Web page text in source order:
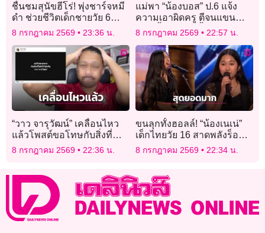
ชื่นชมสุนัขฮีโร่! พุ่งชาร์จหมี
ดำ ช่วยชีวิตเด็กชายวัย 6
ขวบ
8 กรกฎาคม 2569 23:36 น.
แม่พา “น้องบอส” ป.6 แจ้ง
ความเอาผิดครู ตีจนแขนช้ำ-
มีไข้ จี้โรงเรียนชี้แจง
มาตรการคุ้มครองเด็ก
8 กรกฎาคม 2569 22:57 น.
“วาว จารุวัฒน์” เคลื่อนไหว
แล้วโพสต์ขอโทษกับสิ่งที่ทำ
ไป
8 กรกฎาคม 2569 22:36 น.
ขนลุกทั้งฮอลล์! “น้องเนเน่”
เด็กไทยวัย 16 สาดพลังร็อก
เพลง Zombie บนเวที
America’s Got Talent
8 กรกฎาคม 2569 22:34 น.